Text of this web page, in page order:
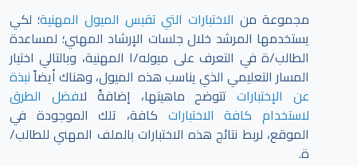
مجموعة من الاختبارات التي تقيس الميول المهنية؛ لكي
يستخدمها المرشد خلال جلسات الإرشاد المهني؛ لمساعدة
الطالب/ة في التعرف على ميوله/ا المهنية، وبالتالي اختيار
المسار التعليمي الذي يناسب هذه الميول، وهناك أيضاًنبذة
عن الإختباراتتتوضح ماهيتها، إضافةً لافضل الطرق
لاستخدام كافة الاختبارات كافة، تلك الموجودة في
الموقع، لربط نتائج هذه الاختبارات بالملف المهني للطالب/
ة.